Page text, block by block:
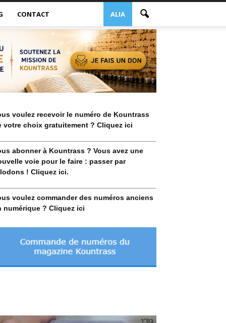
ALIA
CONTACT
voulez recevoir le numéro de Kountrass
votre choix gratuitement ? Cliquez ici
abonner à Kountrass ? Vous avez une
voie pour le faire : passer par
! Cliquez ici.
voulez commander des numéros anciens
numérique ? Cliquez ici